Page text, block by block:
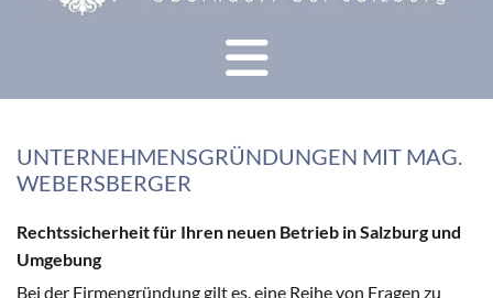
UNTERNEHMENSGRÜNDUNGEN MIT MAG.
WEBERSBERGER
Rechtssicherheit für Ihren neuen Betrieb in Salzburg und
Umgebung
Bei der Firmengründung gilt es, eine Reihe von Fragen zu